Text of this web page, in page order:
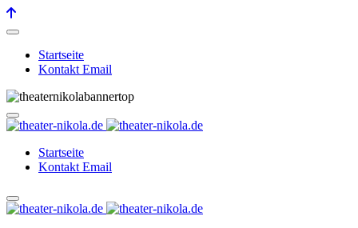
Startseite
Kontakt Email
Startseite
Kontakt Email